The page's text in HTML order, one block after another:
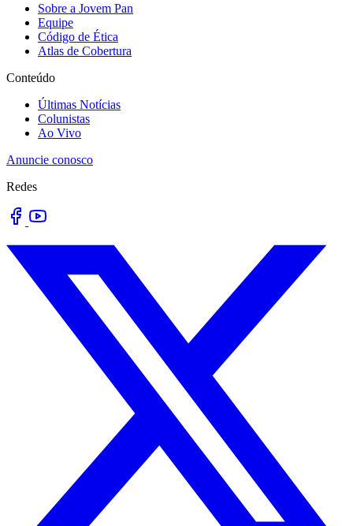
Sobre a Jovem Pan
Equipe
Código de Ética
Atlas de Cobertura
Conteúdo
Últimas Notícias
Colunistas
Ao Vivo
Anuncie conosco
Redes